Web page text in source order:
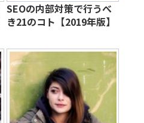
SEOの内部対策で行うべ
き21のコト【2019年版】